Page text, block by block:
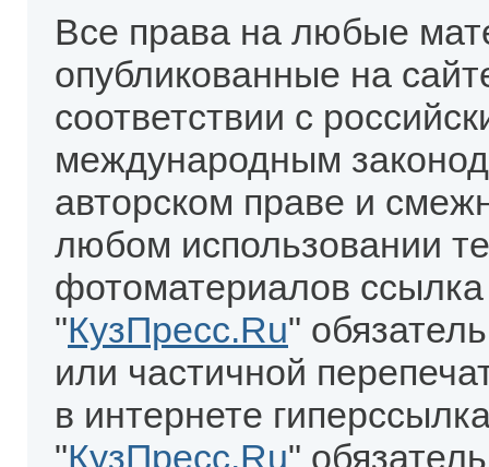
Все права на любые
опубликованные на
соответствии с
международным
авторском праве и
любом использовании
фотоматериалов
"КузПресс.Ru"
или частичной
в интернете
"КузПресс.Ru"